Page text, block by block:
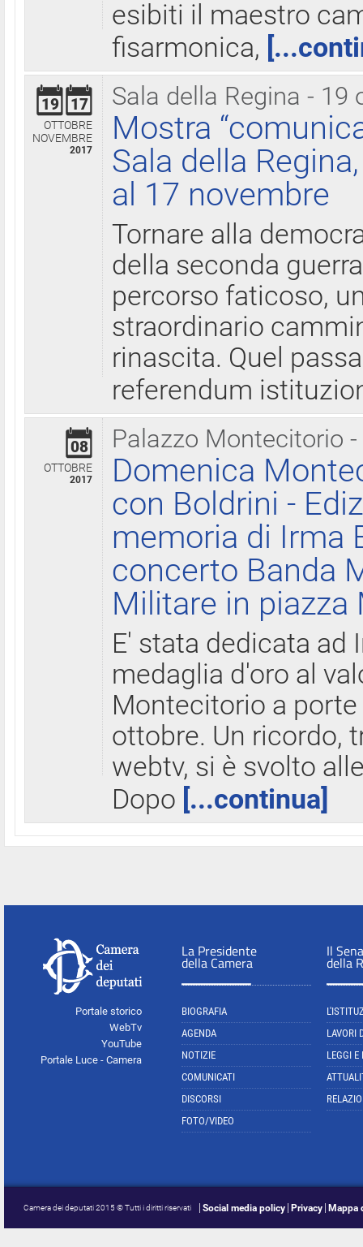
esibiti il maestro
fisarmonica,
Sala della Regina - 19
19 17
OTTOBRE
NOVEMBRE
2017
Mostra
Sala della
al 17 novembre
Tornare alla
della seconda
percorso faticoso,
straordinario
rinascita. Quel
referendum
Palazzo Montecitorio
08
OTTOBRE
2017
Domenica
con Boldrini -
memoria di Irma
concerto Banda
Militare in
E' stata dedicata ad
medaglia d'oro al
Montecitorio a
ottobre. Un ricordo,
webtv, si è svolto
Dopo [...continua]
Portale storico
WebTv
YouTube
Portale Luce - Camera
La Presidente
della Camera
BIOGRAFIA
AGENDA
NOTIZIE
COMUNICATI
DISCORSI
FOTO/VIDEO
Il
della
LAVORI
LEGGI E
Camera dei deputati 2015 © Tutti i diritti riservati Social media policy Privacy Mappa